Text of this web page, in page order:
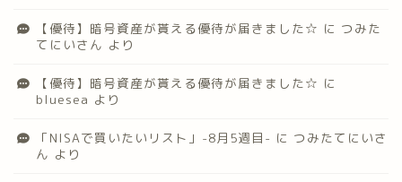
【優待】暗号資産が貰える優待が届きました☆ に つみた
てにいさん より
【優待】暗号資産が貰える優待が届きました☆ に
bluesea より
「NISAで買いたいリスト」-8月5週目- に つみたてにいさ
ん より